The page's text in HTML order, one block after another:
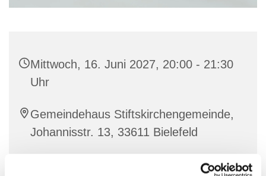
Mittwoch, 16. Juni 2027, 20:00 - 21:30
Uhr
Gemeindehaus Stiftskirchengemeinde,
Johannisstr. 13, 33611 Bielefeld